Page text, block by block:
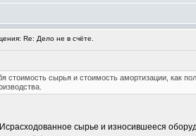
Re: Дело не в счёте.
стоимость сырья и стоимость амортизации, как
сырье и износившееся